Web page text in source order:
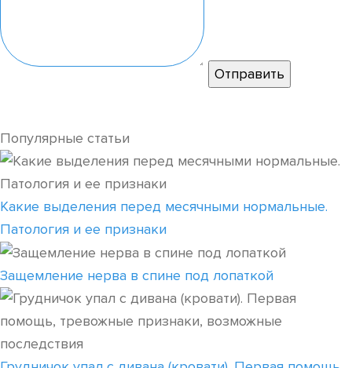
Популярные статьи
Какие выделения перед месячными нормальные.
Патология и ее признаки
Защемление нерва в спине под лопаткой